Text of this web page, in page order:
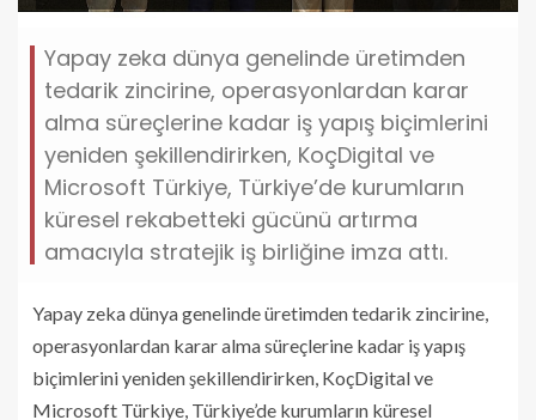
Yapay zeka dünya genelinde üretimden
tedarik zincirine, operasyonlardan karar
alma süreçlerine kadar iş yapış biçimlerini
yeniden şekillendirirken, KoçDigital ve
Microsoft Türkiye, Türkiye’de kurumların
küresel rekabetteki gücünü artırma
amacıyla stratejik iş birliğine imza attı.
Yapay zeka dünya genelinde üretimden tedarik zincirine,
operasyonlardan karar alma süreçlerine kadar iş yapış
biçimlerini yeniden şekillendirirken, KoçDigital ve
Microsoft Türkiye, Türkiye’de kurumların küresel